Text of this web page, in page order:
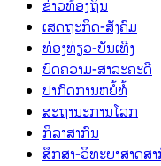
ຂ່າວທ້ອງຖິ່ນ
ເສດຖະກິດ-ສັງຄົມ
ທ່ອງທ່ຽວ-ບັນເທີງ
ບົດຄວາມ-ສາລະຄະດີ
ປາກົດການຫຍໍ້ທໍ້
ສະຖານະການໂລກ
ກິລາສາກົນ
ສຶກສາ-ວິທະຍາສາດສ